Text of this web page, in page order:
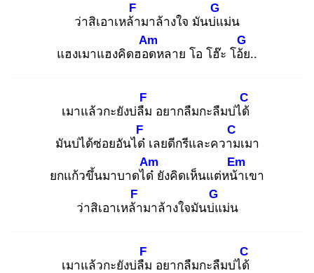
ว่าสิเอาเหล้า
F
มาล้างใจ มันบ่แ
G
ม่น
แฮงเมาแฮงคิดฮอด
Am
หลาย โอ โฮ๊ะ โอ้ย
G
..
เมาแล้วกะยังบ่ลืม
F
อยากลืมกะลืมบ่ได้
C
มันบ่ได้ซ่อยอันได๋
F
เลยดีกรีและความ
C
เมา
ยกแก้วขึ้นมาบาดได๋
Am
ยังคิดเห็นแต่หน้า
Em
เขา
ว่าสิเอาเหล้า
F
มาล้างใจมันบ่แ
G
ม่น
เมาแล้วกะยังบ่ลืม
F
อยากลืมกะลืมบ่ได้
C